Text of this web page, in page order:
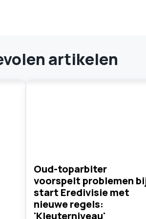
artikelen
Oud-toparbiter
voorspelt problemen
start Eredivisie met
nieuwe regels:
'Kleuterniveau'